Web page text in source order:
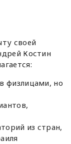
своей
Костин
физлицами, но
из стран,